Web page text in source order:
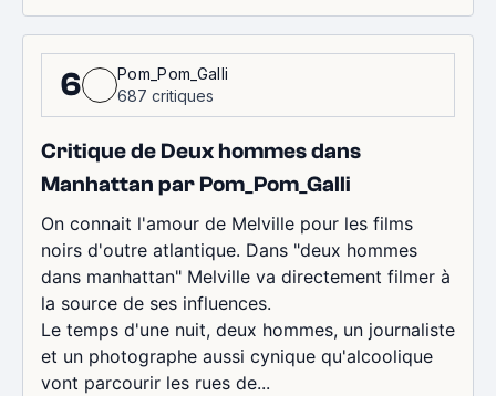
6
Pom_Pom_Galli
687 critiques
Critique de Deux hommes dans
Manhattan par Pom_Pom_Galli
On connait l'amour de Melville pour les films
noirs d'outre atlantique. Dans "deux hommes
dans manhattan" Melville va directement filmer à
la source de ses influences.
Le temps d'une nuit, deux hommes, un journaliste
et un photographe aussi cynique qu'alcoolique
vont parcourir les rues de...